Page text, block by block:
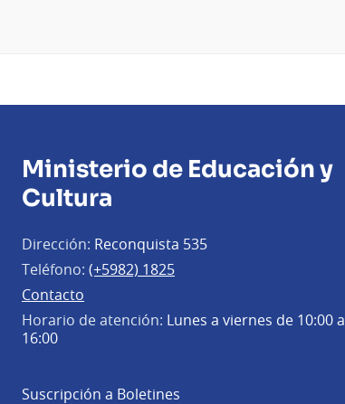
Ministerio de Educación y
Cultura
Dirección: Reconquista 535
Teléfono: (+5982) 1825
Contacto
Horario de atención: Lunes a viernes de 10:00 a
16:00
Suscripción a Boletines